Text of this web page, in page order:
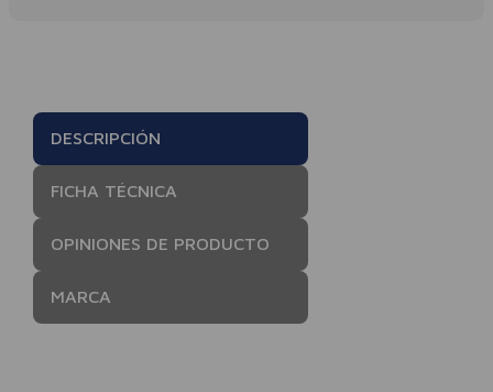
DESCRIPCIÓN
FICHA TÉCNICA
OPINIONES DE PRODUCTO
MARCA